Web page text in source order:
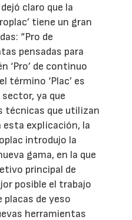
claro que la
tiene un gran
“Pro de
pensadas para
‘Pro’ de continuo
término ‘Plac’ es
ya que
técnicas que utilizan
esta explicación, la
introdujo la
gama, en la que
principal de
posible el trabajo
placas de yeso
herramientas